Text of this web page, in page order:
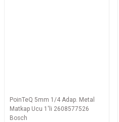
PoinTeQ 5mm 1/4 Adap. Metal
Matkap Ucu 1'li 2608577526
Bosch